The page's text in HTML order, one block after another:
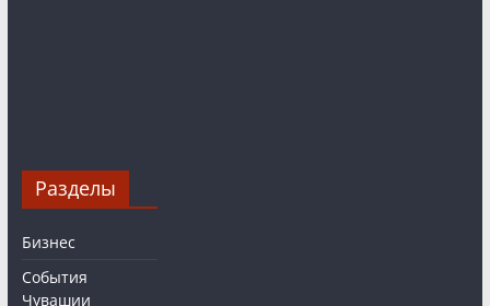
Разделы
Бизнес
События
Чувашии